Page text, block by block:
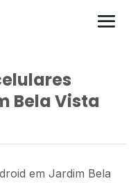
Bela Vista
em Jardim Bela